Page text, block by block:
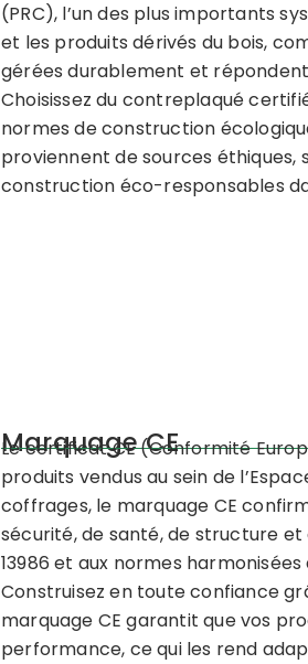
(PRC), l’un des plus importants
et les produits dérivés du bois,
gérées durablement et
Choisissez du contreplaqué
normes de construction
proviennent de sources
construction éco-responsables
Marquage CE
Le certificat CE (Conformité
produits vendus au sein de
coffrages, le marquage CE
sécurité, de santé, de structure
13986 et aux normes harmonisées
Construisez en toute confiance
marquage CE garantit que vos
performance, ce qui les rend